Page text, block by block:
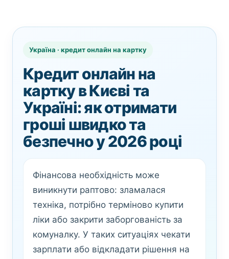
Україна · кредит онлайн на картку
Кредит онлайн на
картку в Києві та
Україні: як отримати
гроші швидко та
безпечно у 2026 році
Фінансова необхідність може
виникнути раптово: зламалася
техніка, потрібно терміново купити
ліки або закрити заборгованість за
комуналку. У таких ситуаціях чекати
зарплати або відкладати рішення на